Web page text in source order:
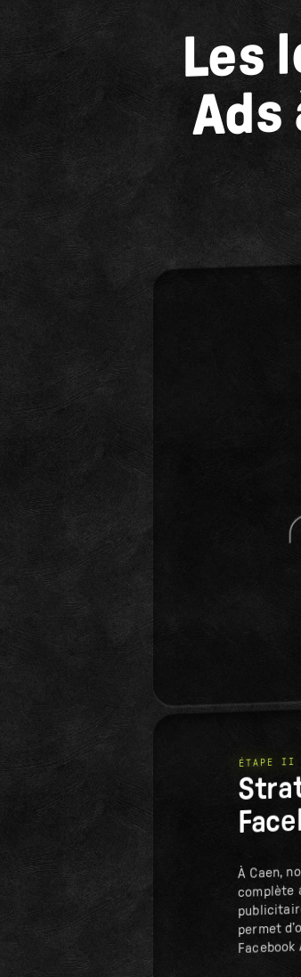
Les
ÉTAPE II
À Caen,
complète
permet
Facebook